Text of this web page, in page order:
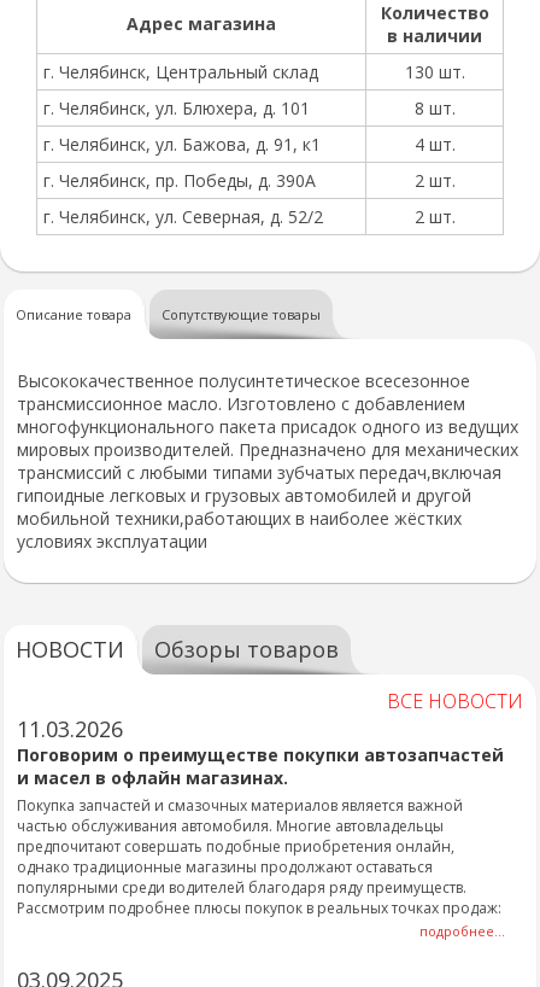
Адрес магазина
Количество
в наличии
г. Челябинск, Центральный склад
130 шт.
г. Челябинск, ул. Блюхера, д. 101
8 шт.
г. Челябинск, ул. Бажова, д. 91, к1
4 шт.
г. Челябинск, пр. Победы, д. 390А
2 шт.
г. Челябинск, ул. Северная, д. 52/2
2 шт.
Описание товара Сопутствующие товары
Высококачественное полусинтетическое всесезонное
трансмиссионное масло. Изготовлено с добавлением
многофункционального пакета присадок одного из ведущих
мировых производителей. Предназначено для механических
трансмиссий с любыми типами зубчатых передач,включая
гипоидные легковых и грузовых автомобилей и другой
мобильной техники,работающих в наиболее жёстких
условиях эксплуатации
НОВОСТИ Обзоры товаров
ВСЕ НОВОСТИ
11.03.2026
Поговорим о преимуществе покупки автозапчастей
и масел в офлайн магазинах.
Покупка запчастей и смазочных материалов является важной
частью обслуживания автомобиля. Многие автовладельцы
предпочитают совершать подобные приобретения онлайн,
однако традиционные магазины продолжают оставаться
популярными среди водителей благодаря ряду преимуществ.
Рассмотрим подробнее плюсы покупок в реальных точках продаж:
подробнее...
03.09.2025